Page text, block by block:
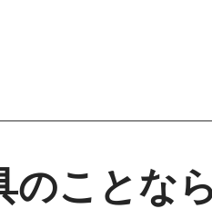
のことな